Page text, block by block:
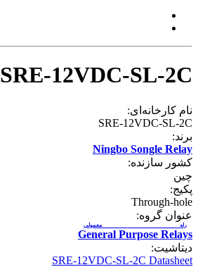
SRE-12VDC-SL-2C
نام کارخانه‌ای:
SRE-12VDC-SL-2C
برند:
Ningbo Songle Relay
کشور سازنده:
چین
پکیج:
Through-hole
عنوان گروه:
General Purpose Relays
رله معمولی
دیتاشیت:
SRE-12VDC-SL-2C Datasheet